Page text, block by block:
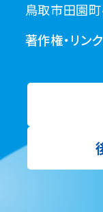
鳥取市田園
著作権・リン